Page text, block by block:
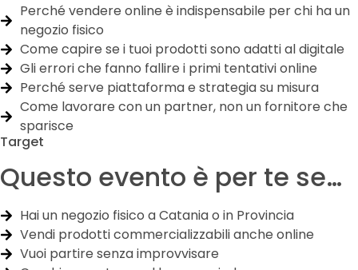
Perché vendere online è indispensabile per chi ha un
negozio fisico
Come capire se i tuoi prodotti sono adatti al digitale
Gli errori che fanno fallire i primi tentativi online
Perché serve piattaforma e strategia su misura
Come lavorare con un partner, non un fornitore che
sparisce
Target
Questo evento è per te se…
Hai un negozio fisico a Catania o in Provincia
Vendi prodotti commercializzabili anche online
Vuoi partire senza improvvisare